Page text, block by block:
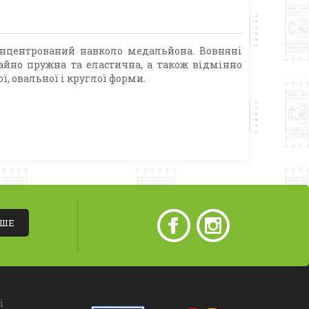
навколо медальйона. Вовняні
пружна та еластична, а також відмінно
овальної і круглої форми.